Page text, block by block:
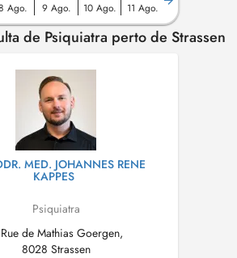
Ago. 9 Ago. 10 Ago. 11 Ago.
de Psiquiatra perto de Strassen
MED. JOHANNES RENE
KAPPES
Psiquiatra
de Mathias Goergen,
8028 Strassen